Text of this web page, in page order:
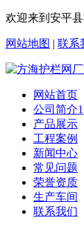
欢迎来到安平
网站地图 | 联系
网站首页
公司简介1
产品展示
工程案例
新闻中心
常见问题
荣誉资质
生产车间
联系我们